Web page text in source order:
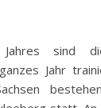
sind
Jahr